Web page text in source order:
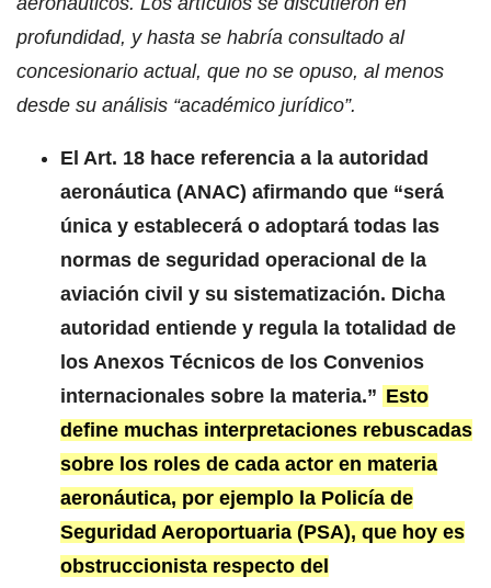
profundidad, y hasta se habría consultado al
concesionario actual, que no se opuso, al menos
desde su análisis “académico jurídico”.
El Art. 18 hace referencia a la autoridad
aeronáutica (ANAC) afirmando que “será
única y establecerá o adoptará todas las
normas de seguridad operacional de la
aviación civil y su sistematización. Dicha
autoridad entiende y regula la totalidad de
los Anexos Técnicos de los Convenios
internacionales sobre la materia.” Esto
define muchas interpretaciones rebuscadas
sobre los roles de cada actor en materia
aeronáutica, por ejemplo la Policía de
Seguridad Aeroportuaria (PSA), que hoy es
obstruccionista respecto del